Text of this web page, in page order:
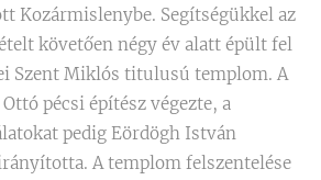
Kozármislenybe. Segítségükkel az
követően négy év alatt épült fel
Szent Miklós titulusú templom. A
pécsi építész végezte, a
pedig Eördögh István
A templom felszentelése